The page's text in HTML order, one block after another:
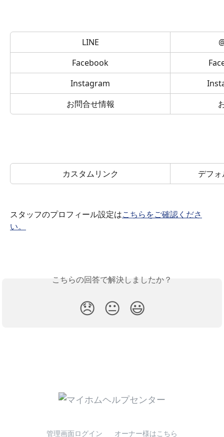
LINE
Facebook
Instagram
お問合せ情報
カスタムリンク デフ
スタッフのプロフィール設定はこちらをご確認くださ
い。
こちらの回答で解決しましたか？
😞 😐 😃
管理画面ログイン オーナー様はこちら